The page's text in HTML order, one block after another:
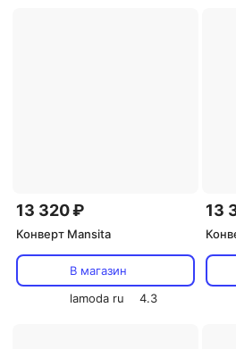
13 320 ₽
Конверт Mansita
В магазин
lamoda ru
4.3
13